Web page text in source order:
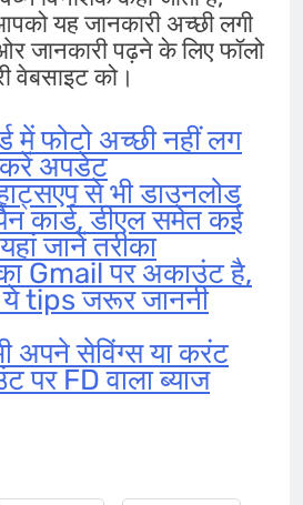
यह जानकारी अच्छी लगी
जानकारी पढ़ने के लिए फॉलो
वेबसाइट को।
में फोटो अच्छी नहीं लग
करें अपडेट
से भी डाउनलोड
कार्ड, डीएल समेत कई
जानें तरीका
Gmail पर अकाउंट है,
tips जरूर जाननी
अपने सेविंग्स या करंट
पर FD वाला ब्याज